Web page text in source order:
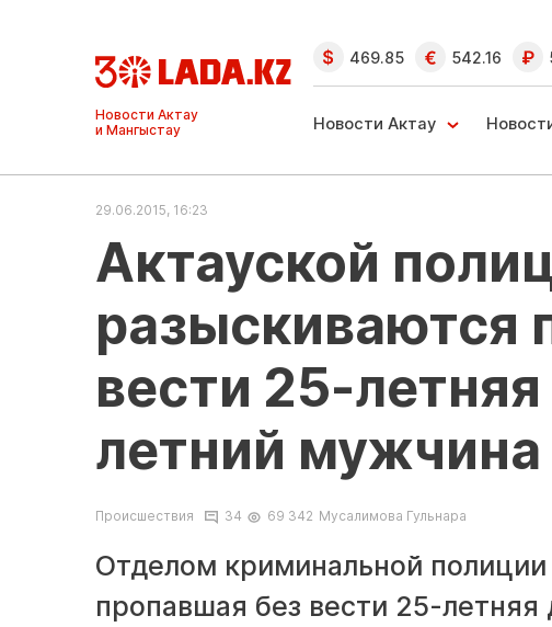
Ақтау және
Манғыстау
жаңалықтары
469.85 542.16
Новости Актау
29.06.2015, 16:23
Актауской
разыскиваются
вести 25-
летний мужчина
Происшествия 34 69 342 Мусалимова Гульнара
Отделом криминальной
пропавшая без вести 25-